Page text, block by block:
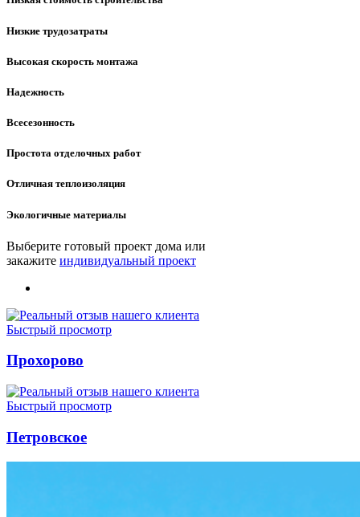
Низкие трудозатраты
Высокая скорость монтажа
Надежность
Всесезонность
Простота отделочных работ
Отличная теплоизоляция
Экологичные материалы
Выберите готовый проект дома или
закажите индивидуальный проект
Быстрый просмотр
Прохорово
Быстрый просмотр
Петровское